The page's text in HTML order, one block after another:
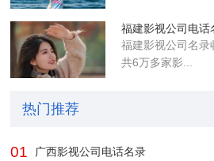
福建影视公司电话
福建影视公司名
共6万多家影...
热门推荐
01 广西影视公司电话名录